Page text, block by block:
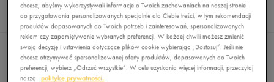
60
z 0
Nie wybrano filtrów
chcesz, abyśmy wykorzystywali informacje o Twoich zachowaniach na naszej stronie
do przygotowania personalizowanych specjalnie dla Ciebie treści, w tym rekomendacji
produktów dopasowanych do Twoich potrzeb i zainteresowań, spersonalizowanych
reklam czy zapamiętywanie wybranych preferencji. W każdej chwili możesz zmienić
swoją decyzję i ustawienia dotyczące plików cookie wybierając „Dostosuj”. Jeśli nie
chcesz otrzymywać spersonalizowanej oferty produktów, dopasowanych do Twoich
preferencji, wybierz „Odrzuć wszystkie”. W celu uzyskania więcej informacji, przeczytaj
naszą
politykę prywatności.